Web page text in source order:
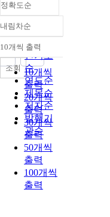
정확도순
정확도
순
인기도
순
연도순
제목순
저자순
발행기
관순
내림차순
내림차순
10개씩 출력
10개씩
출력
20개씩
출력
30개씩
출력
50개씩
출력
100개씩
출력
조회